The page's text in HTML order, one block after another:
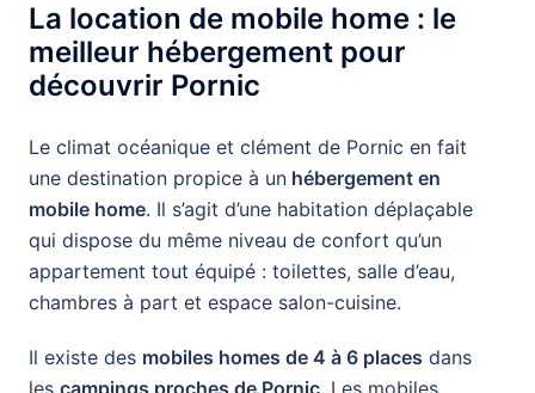
La location de mobile home : le
meilleur hébergement pour
découvrir Pornic
Le climat océanique et clément de Pornic en fait
une destination propice à un hébergement en
mobile home. Il s’agit d’une habitation déplaçable
qui dispose du même niveau de confort qu’un
appartement tout équipé : toilettes, salle d’eau,
chambres à part et espace salon-cuisine.
Il existe des mobiles homes de 4 à 6 places dans